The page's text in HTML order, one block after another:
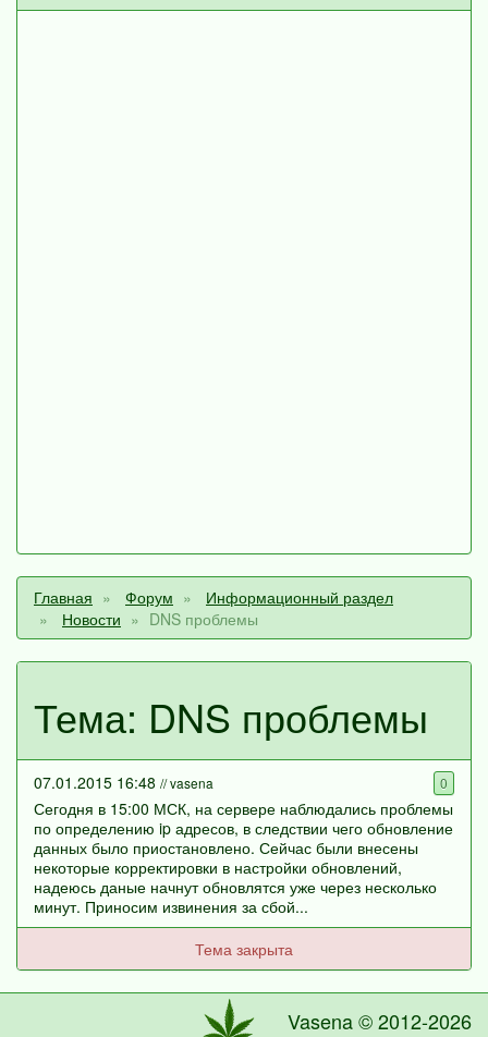
Главная Форум
Информационный раздел
Новости
DNS проблемы
Тема: DNS проблемы
0
07.01.2015 16:48 // vasena
Сегодня в 15:00 МСК, на сервере наблюдались проблемы
по определению ip адресов, в следствии чего обновление
данных было приостановлено. Сейчас были внесены
некоторые корректировки в настройки обновлений,
надеюсь даные начнут обновлятся уже через несколько
минут. Приносим извинения за сбой...
Тема закрыта
Vasena © 2012-2026